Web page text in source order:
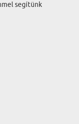
segítünk